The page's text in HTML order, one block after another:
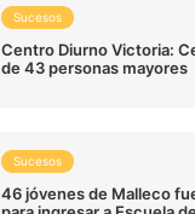
Sucesos
Centro Diurno Victoria:
de 43 personas mayores
Sucesos
46 jóvenes de Malleco